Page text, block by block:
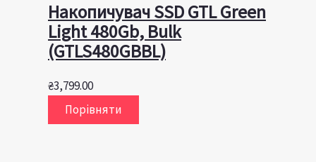
Накопичувач SSD GTL Green
Light 480Gb, Bulk
(GTLS480GBBL)
₴3,799.00
Порівняти